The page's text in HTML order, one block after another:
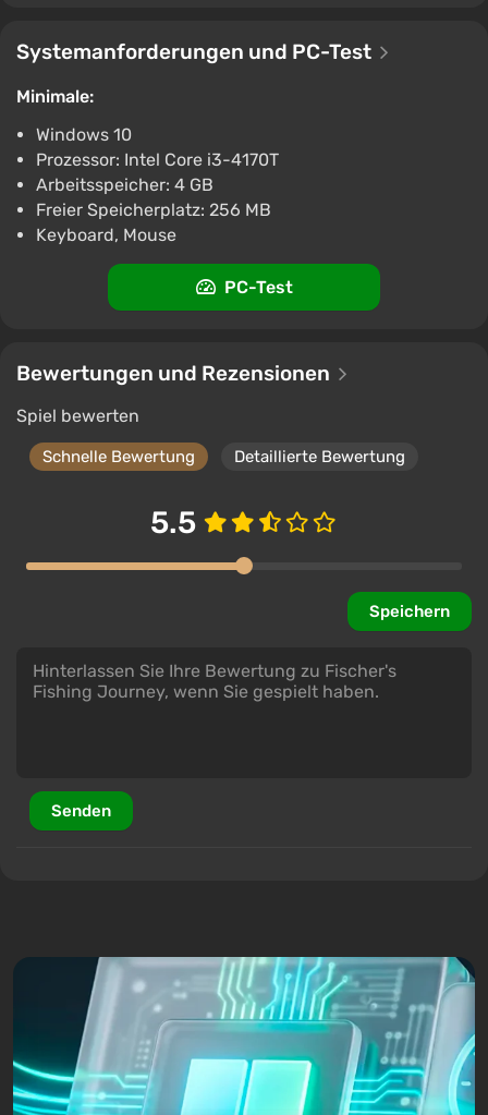
€1.83
ggsel
Unterstützung bei VGTimes
Fischer's Fishing Journey PC Steam Key
GLOBAL
€6.96 €8
-7%
457 Bewertungen
Unterstützung bei VGTimes
€7.79
Fischers Fishing Journey (PC) [Europe]
[Standard]
-15% mit dem Promocode happysale
PC
Systemanforderungen und PC-Test
Minimale:
Windows 10
Prozessor: Intel Core i3-4170T
Arbeitsspeicher: 4 GB
Freier Speicherplatz: 256 MB
Keyboard, Mouse
PC-Test
Bewertungen und Rezensionen
Spiel bewerten
Schnelle Bewertung Detaillierte Bewertung
5.5
Speichern
Senden